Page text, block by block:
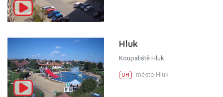
Hluk
Koupaliště Hluk
UH město Hluk